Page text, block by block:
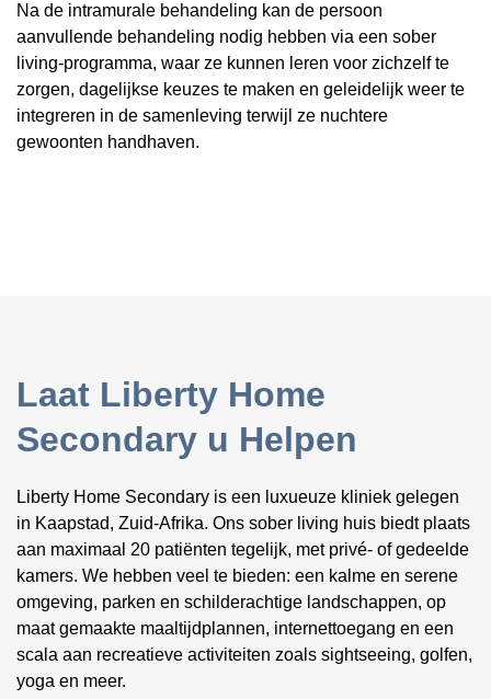
Na de intramurale behandeling kan de persoon
aanvullende behandeling nodig hebben via een sober
living-programma, waar ze kunnen leren voor zichzelf te
zorgen, dagelijkse keuzes te maken en geleidelijk weer te
integreren in de samenleving terwijl ze nuchtere
gewoonten handhaven.
Laat Liberty Home
Secondary u Helpen
Liberty Home Secondary is een luxueuze kliniek gelegen
in Kaapstad, Zuid-Afrika. Ons sober living huis biedt plaats
aan maximaal 20 patiënten tegelijk, met privé- of gedeelde
kamers. We hebben veel te bieden: een kalme en serene
omgeving, parken en schilderachtige landschappen, op
maat gemaakte maaltijdplannen, internettoegang en een
scala aan recreatieve activiteiten zoals sightseeing, golfen,
yoga en meer.